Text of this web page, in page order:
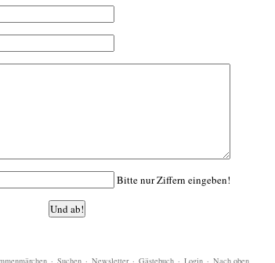
Bitte nur Ziffern eingeben!
· Suchen · Newsletter · Gästebuch · Login · Nach oben